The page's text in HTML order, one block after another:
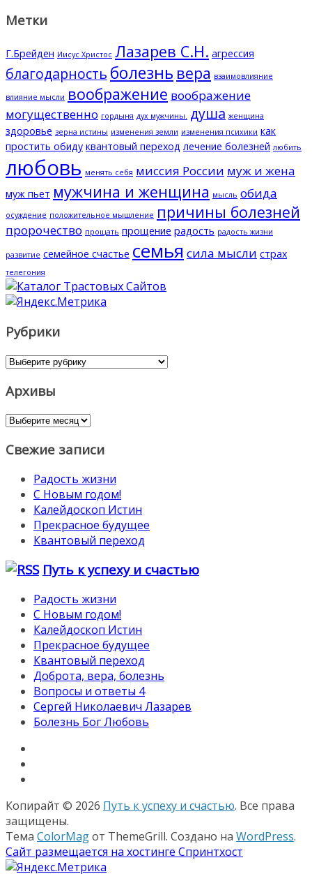
Метки
Г.Брейден Иисус Христос Лазарев С.Н. агрессия
благодарность болезнь вера взаимовлияние
влияние мысли воображение воображение
могущественно гордыня дух мужчины. душа женщина
здоровье зерна истины изменения земли изменения психики как
простить обиду квантовый переход лечение болезней любить
любовь менять себя миссия России муж и жена
муж пьет мужчина и женщина мысль обида
осуждение положительное мышление причины болезней
пророчество прощать прощение радость радость жизни
развитие семейное счастье семья сила мысли страх
телегония
Рубрики
Рубрики
Архивы
Архивы
Свежие записи
Радость жизни
С Новым годом!
Калейдоскоп Истин
Прекрасное будущее
Квантовый переход
Путь к успеху и счастью
Радость жизни
С Новым годом!
Калейдоскоп Истин
Прекрасное будущее
Квантовый переход
Доброта, вера, болезнь
Вопросы и ответы 4
Сергей Николаевич Лазарев
Болезнь Бог Любовь
Копирайт © 2026 Путь к успеху и счастью. Все права
защищены.
Тема ColorMagот ThemeGrill. Создано на WordPress.
Сайт размещается на хостинге Спринтхост